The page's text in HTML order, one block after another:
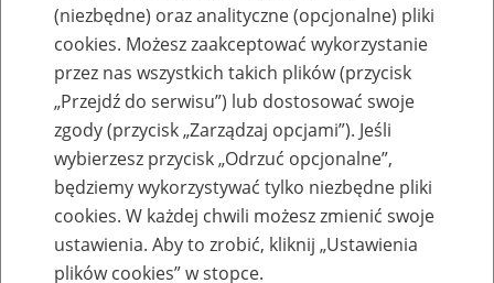
Szkolenia
Zaproś ZUS do siebie: Aktywni 50+
(niezbędne) oraz analityczne (opcjonalne) pliki
cookies. Możesz zaakceptować wykorzystanie
przez nas wszystkich takich plików (przycisk
„Przejdź do serwisu”) lub dostosować swoje
zgody (przycisk „Zarządzaj opcjami”). Jeśli
wybierzesz przycisk „Odrzuć opcjonalne”,
będziemy wykorzystywać tylko niezbędne pliki
cookies. W każdej chwili możesz zmienić swoje
ustawienia. Aby to zrobić, kliknij „Ustawienia
plików cookies” w stopce.